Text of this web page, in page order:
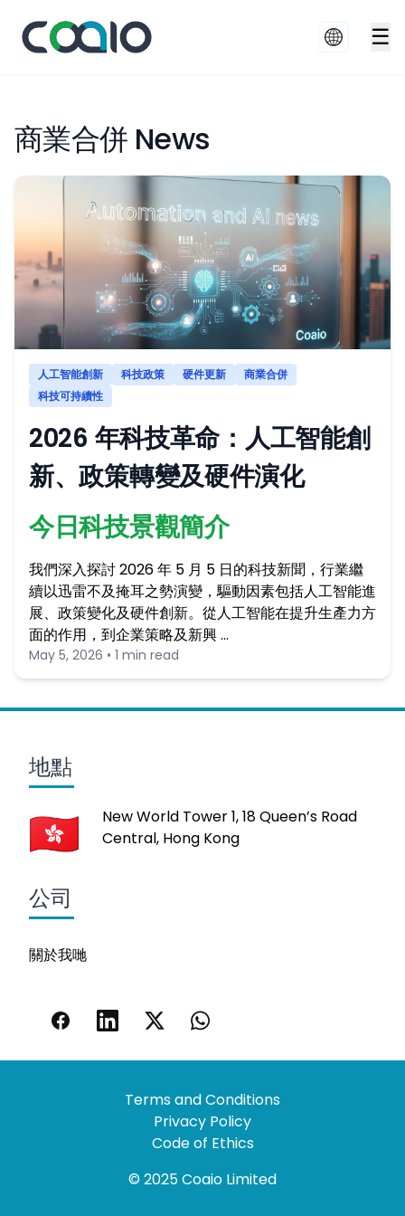
☰
商業合併 News
人工智能創新 科技政策 硬件更新
商業合併
科技可持續性
2026 年科技革命：人工智能創
新、政策轉變及硬件演化
今日科技景觀簡介
我們深入探討 2026 年 5 月 5 日的科技新聞，行業繼
續以迅雷不及掩耳之勢演變，驅動因素包括人工智能進
展、政策變化及硬件創新。從人工智能在提升生產力方
面的作用，到企業策略及新興 …
May 5, 2026 • 1 min read
地點
New World Tower 1, 18 Queen’s Road
Central, Hong Kong
公司
關於我哋
Terms and Conditions
Privacy Policy
Code of Ethics
© 2025 Coaio Limited